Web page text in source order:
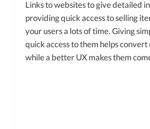
Links to websites to give detailed
providing quick access to selling
your users a lots of time. Giving
quick access to them helps convert
while a better UX makes them